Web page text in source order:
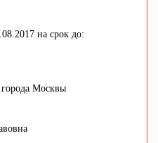
на срок до:
города Москвы